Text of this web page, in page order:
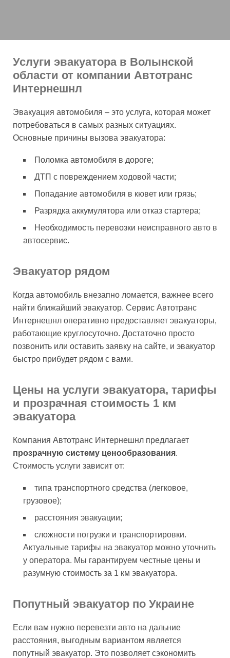
Услуги эвакуатора в Волынской
области от компании Автотранс
Интернешнл
Эвакуация автомобиля – это услуга, которая может
потребоваться в самых разных ситуациях.
Основные причины вызова эвакуатора:
Поломка автомобиля в дороге;
ДТП с повреждением ходовой части;
Попадание автомобиля в кювет или грязь;
Разрядка аккумулятора или отказ стартера;
Необходимость перевозки неисправного авто в
автосервис.
Эвакуатор рядом
Когда автомобиль внезапно ломается, важнее всего
найти ближайший эвакуатор. Сервис Автотранс
Интернешнл оперативно предоставляет эвакуаторы,
работающие круглосуточно. Достаточно просто
позвонить или оставить заявку на сайте, и эвакуатор
быстро прибудет рядом с вами.
Цены на услуги эвакуатора, тарифы
и прозрачная стоимость 1 км
эвакуатора
Компания Автотранс Интернешнл предлагает
прозрачную систему ценообразования.
Стоимость услуги зависит от:
типа транспортного средства (легковое,
грузовое);
расстояния эвакуации;
сложности погрузки и транспортировки.
Актуальные тарифы на эвакуатор можно уточнить
у оператора. Мы гарантируем честные цены и
разумную стоимость за 1 км эвакуатора.
Попутный эвакуатор по Украине
Если вам нужно перевезти авто на дальние
расстояния, выгодным вариантом является
попутный эвакуатор. Это позволяет сэкономить